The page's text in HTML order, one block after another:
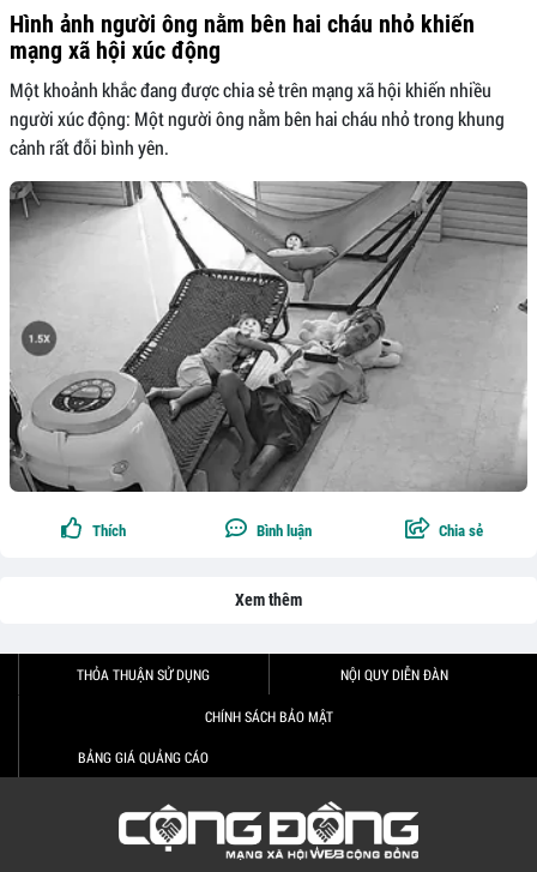
Hình ảnh người ông nằm bên hai cháu nhỏ khiến
mạng xã hội xúc động
Một khoảnh khắc đang được chia sẻ trên mạng xã hội khiến nhiều
người xúc động: Một người ông nằm bên hai cháu nhỏ trong khung
cảnh rất đỗi bình yên.
Thích Bình luận Chia sẻ
Xem thêm
THỎA THUẬN SỬ DỤNG NỘI QUY DIỄN ĐÀN
CHÍNH SÁCH BẢO MẬT
BẢNG GIÁ QUẢNG CÁO